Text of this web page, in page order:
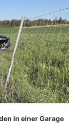
in einer Garage